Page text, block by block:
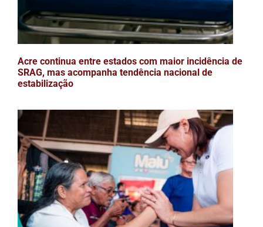
Acre continua entre estados com maior incidência de
SRAG, mas acompanha tendência nacional de
estabilização